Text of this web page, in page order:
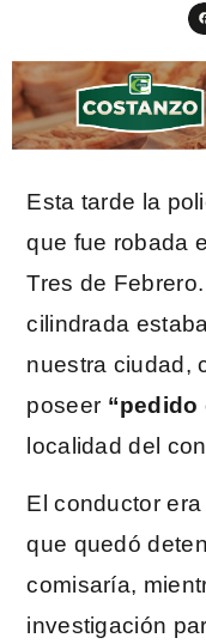
Esta tarde la
que fue robada
Tres de
cilindrada
nuestra ciudad,
poseer “pedido
localidad del
El conductor
que quedó
comisaría,
investigación